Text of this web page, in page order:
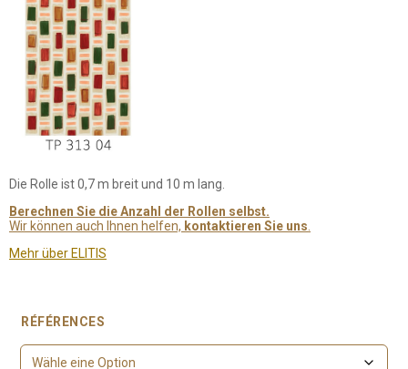
Die Rolle ist 0,7 m breit und 10 m lang.
Berechnen Sie die Anzahl der Rollen selbst.
Wir können auch Ihnen helfen, kontaktieren Sie uns
Mehr über ELITIS
RÉFÉRENCES